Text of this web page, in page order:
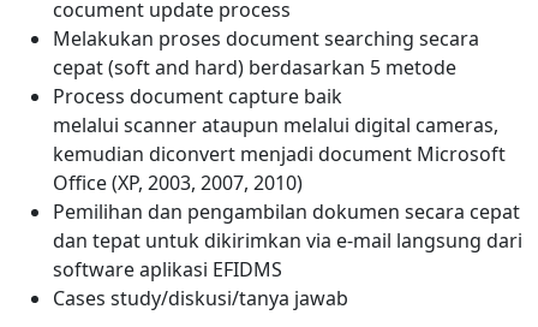
cocument update process
Melakukan proses document searching secara
cepat (soft and hard) berdasarkan 5 metode
Process document capture baik
melalui scanner ataupun melalui digital cameras,
kemudian diconvert menjadi document Microsoft
Office (XP, 2003, 2007, 2010)
Pemilihan dan pengambilan dokumen secara cepat
dan tepat untuk dikirimkan via e-mail langsung dari
software aplikasi EFIDMS
Cases study/diskusi/tanya jawab